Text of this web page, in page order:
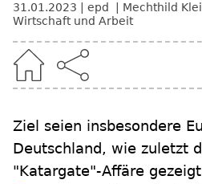
31.01.2023 epd Mechthild
Wirtschaft und Arbeit
Ziel seien insbesondere
Deutschland, wie zuletzt
"Katargate"-Affäre